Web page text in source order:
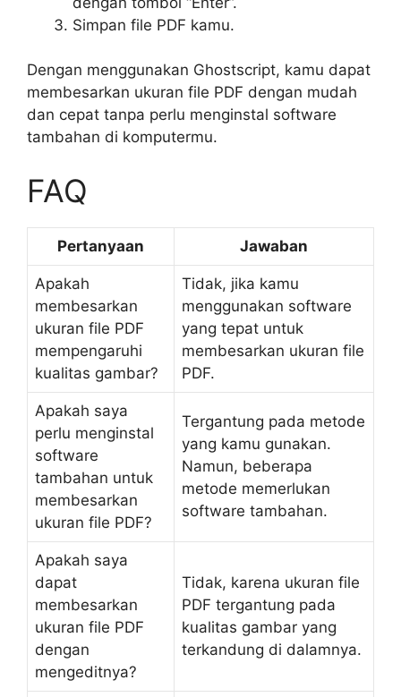
Simpan file PDF kamu.
Dengan menggunakan Ghostscript, kamu dapat
membesarkan ukuran file PDF dengan mudah
dan cepat tanpa perlu menginstal software
tambahan di komputermu.
FAQ
Pertanyaan Jawaban
Apakah
membesarkan
ukuran file PDF
mempengaruhi
kualitas gambar?
Tidak, jika kamu
menggunakan software
yang tepat untuk
membesarkan ukuran file
PDF.
Apakah saya
perlu menginstal
software
tambahan untuk
membesarkan
ukuran file PDF?
Tergantung pada metode
yang kamu gunakan.
Namun, beberapa
metode memerlukan
software tambahan.
Apakah saya
dapat
membesarkan
ukuran file PDF
dengan
mengeditnya?
Tidak, karena ukuran file
PDF tergantung pada
kualitas gambar yang
terkandung di dalamnya.